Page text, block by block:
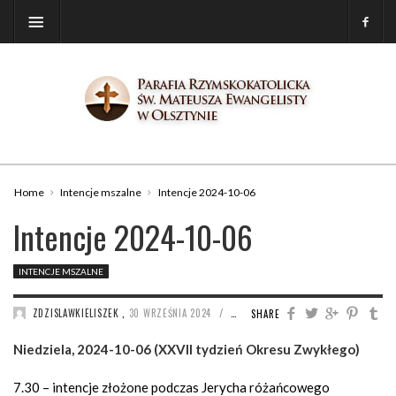
Home Intencje mszalne Intencje 2024-10-06
Intencje 2024-10-06
INTENCJE MSZALNE
SHARE
ZDZISLAWKIELISZEK 30 WRZEŚNIA 2024 / 1094
Niedziela, 2024-10-06 (XXVII tydzień Okresu Zwykłego)
7.30 – intencje złożone podczas Jerycha różańcowego